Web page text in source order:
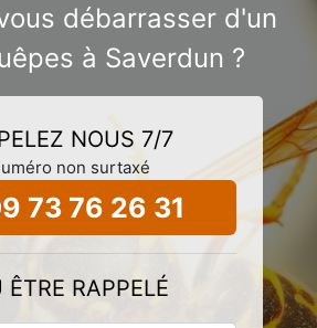
débarrasser d'un
à Saverdun ?
NOUS 7/7
non surtaxé
73 76 26 31
ÊTRE RAPPELÉ